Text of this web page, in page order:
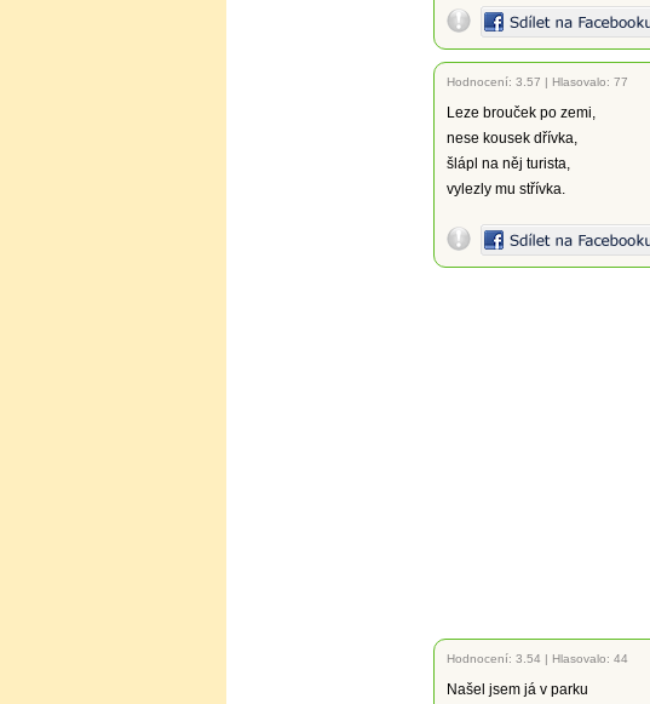
Hodnocení: 3.57 | Hlasovalo: 77
Leze brouček po zemi,
nese kousek dřívka,
šlápl na něj turista,
vylezly mu střívka.
Hodnocení: 3.54 | Hlasovalo: 44
Našel jsem já v parku